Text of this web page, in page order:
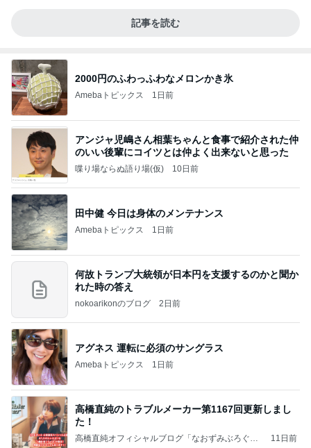
記事を読む
2000円のふわっふわなメロンかき氷
Amebaトピックス 1日前
アンジャ児嶋さん相葉ちゃんと食事で紹介された仲
のいい後輩にコイツとは仲よく出来ないと思った
喋り場ならぬ語り場(仮) 10日前
田中健 今日は身体のメンテナンス
Amebaトピックス 1日前
何故トランプ大統領が日本円を支援するのかと聞か
れた時の答え
nokoarikonのブログ 2日前
アグネス 運転に必須のサングラス
Amebaトピックス 1日前
高橋直純のトラブルメーカー第1167回更新しまし
た！
高橋直純オフィシャルブログ「なおずみぶろぐ」
11日前